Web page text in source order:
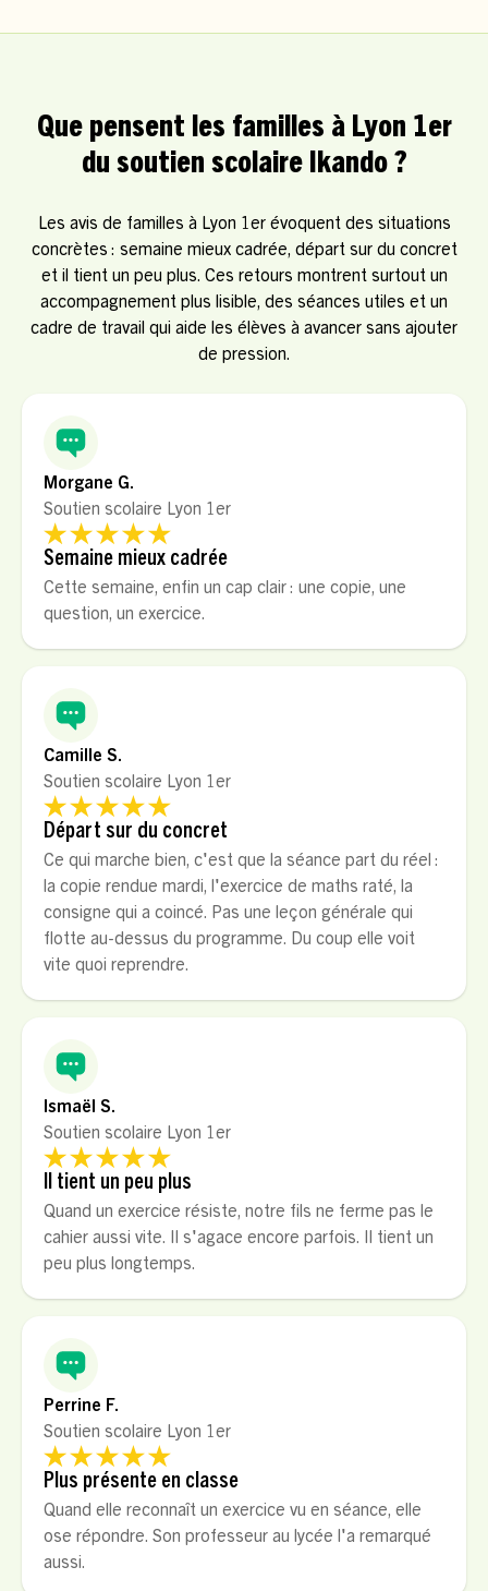
Que pensent les familles à Lyon 1er
du soutien scolaire Ikando ?
Les avis de familles à Lyon 1er évoquent des situations
concrètes : semaine mieux cadrée, départ sur du concret
et il tient un peu plus. Ces retours montrent surtout un
accompagnement plus lisible, des séances utiles et un
cadre de travail qui aide les élèves à avancer sans ajouter
de pression.
Morgane G.
Soutien scolaire Lyon 1er
Semaine mieux cadrée
Cette semaine, enfin un cap clair : une copie, une
question, un exercice.
Camille S.
Soutien scolaire Lyon 1er
Départ sur du concret
Ce qui marche bien, c'est que la séance part du réel :
la copie rendue mardi, l'exercice de maths raté, la
consigne qui a coincé. Pas une leçon générale qui
flotte au-dessus du programme. Du coup elle voit
vite quoi reprendre.
Ismaël S.
Soutien scolaire Lyon 1er
Il tient un peu plus
Quand un exercice résiste, notre fils ne ferme pas le
cahier aussi vite. Il s'agace encore parfois. Il tient un
peu plus longtemps.
Perrine F.
Soutien scolaire Lyon 1er
Plus présente en classe
Quand elle reconnaît un exercice vu en séance, elle
ose répondre. Son professeur au lycée l'a remarqué
aussi.